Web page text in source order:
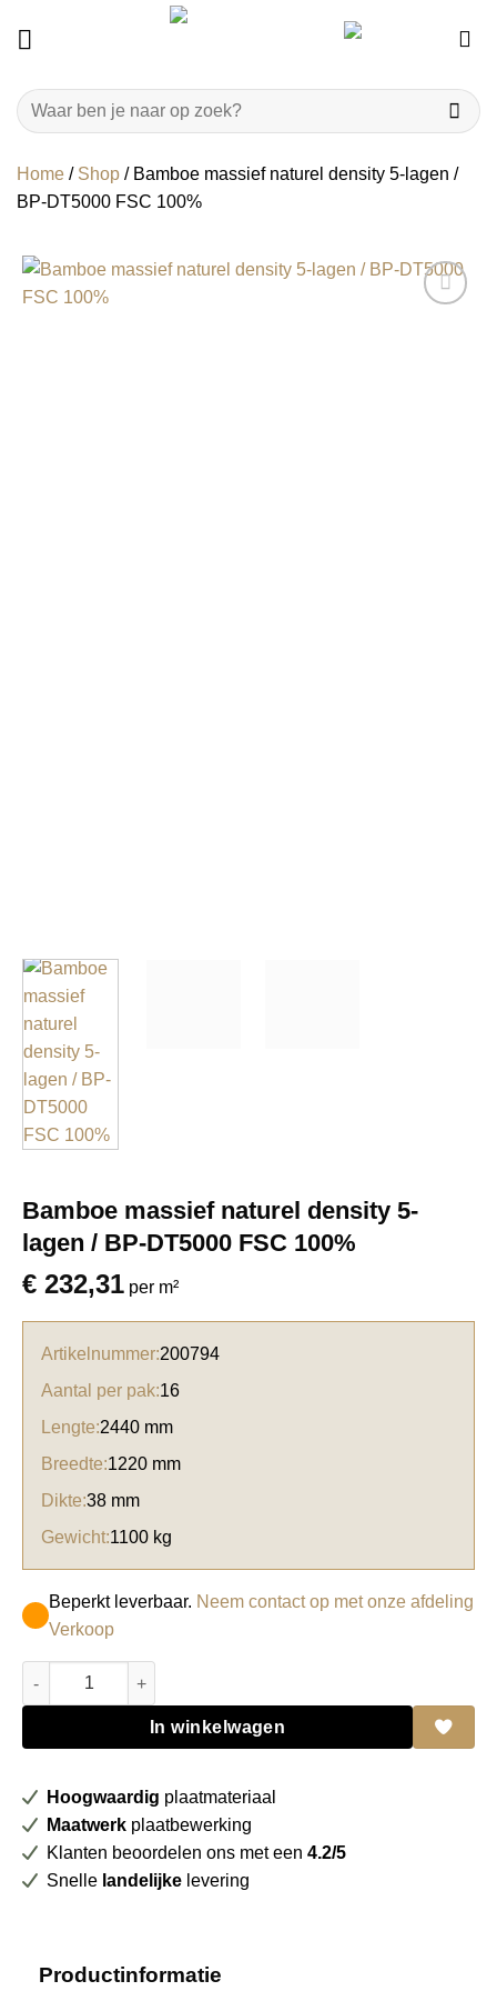
Zoeken
naar:
Home / Shop / Bamboe massief naturel density 5-lagen /
BP-DT5000 FSC 100%
Bamboe massief naturel density 5-
lagen / BP-DT5000 FSC 100%
€ 232,31 per m²
Artikelnummer:200794
Aantal per pak:16
Lengte:2440 mm
Breedte:1220 mm
Dikte:38 mm
Gewicht:1100 kg
Beperkt leverbaar. Neem contact op met onze afdeling
Verkoop
Bamboe massief naturel density 5-lagen / BP-DT5000 FSC
In winkelwagen
Hoogwaardig plaatmateriaal
Maatwerk plaatbewerking
Klanten beoordelen ons met een 4.2/5
Snelle landelijke levering
Productinformatie